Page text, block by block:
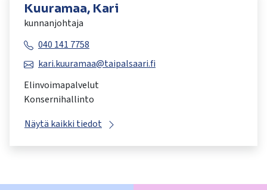
Kuuramaa, Kari
kunnanjohtaja
040 141 7758
kari.kuuramaa@taipalsaari.fi
Elinvoimapalvelut
Konsernihallinto
Näytä kaikki tiedot